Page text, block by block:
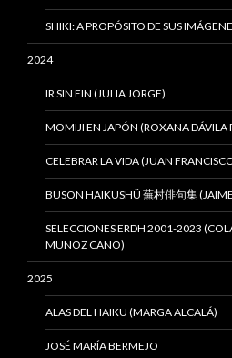
SHIKI: A PROPÓSITO DE SUS
2024
IR SIN FIN (JULIA JORGE)
MOMIJI EN JAPÓN (ROXANA DÁVILA
CELEBRAR LA VIDA (JUAN
BUSON HAIKUSHÛ 蕪村俳句集
SELECCIONES ERDH 2001-2023
MUÑOZ CANO)
2025
ALAS DEL HAIKU (MARGA ALCALÁ)
JOSÉ MARÍA BERMEJO